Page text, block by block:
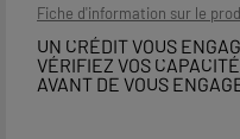
Fiche d'information sur le
UN CRÉDIT VOUS
VÉRIFIEZ VOS
AVANT DE VOUS